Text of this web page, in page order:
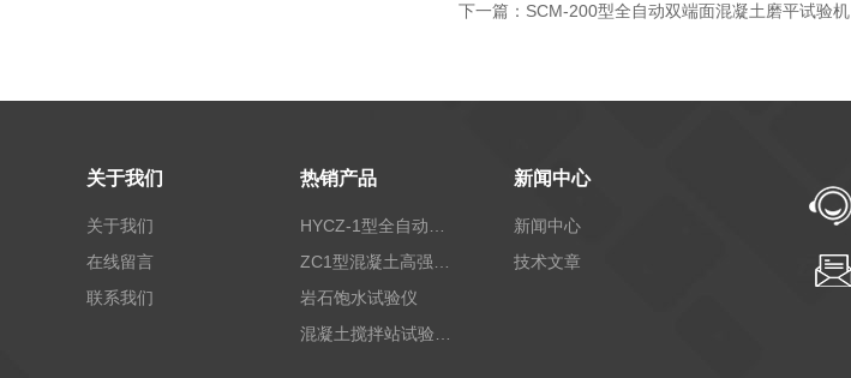
下一篇： SCM-200型全自动双端面混凝土磨平试验机
关于我们
关于我们
在线留言
联系我们
热销产品
岩石饱水试验仪
新闻中心
新闻中心
技术文章